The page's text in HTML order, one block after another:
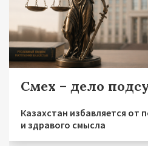
Смех – дело
Казахстан избавляется от
и здравого смысла